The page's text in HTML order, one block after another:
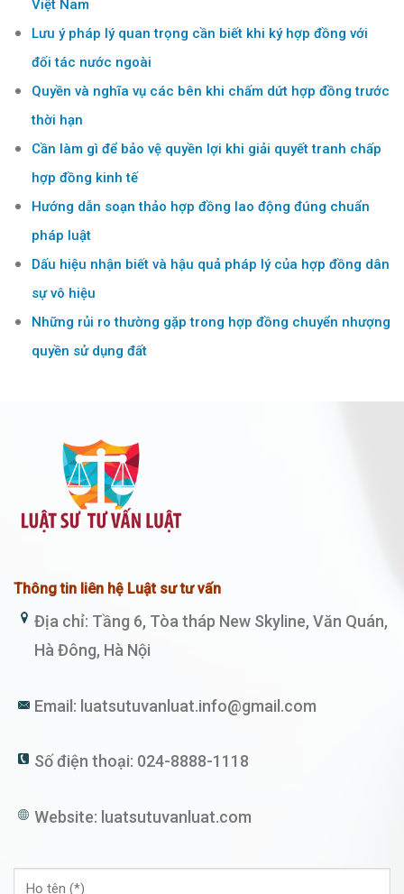
Việt Nam
Lưu ý pháp lý quan trọng cần biết khi ký hợp đồng với
đối tác nước ngoài
Quyền và nghĩa vụ các bên khi chấm dứt hợp đồng trước
thời hạn
Cần làm gì để bảo vệ quyền lợi khi giải quyết tranh chấp
hợp đồng kinh tế
Hướng dẫn soạn thảo hợp đồng lao động đúng chuẩn
pháp luật
Dấu hiệu nhận biết và hậu quả pháp lý của hợp đồng dân
sự vô hiệu
Những rủi ro thường gặp trong hợp đồng chuyển nhượng
quyền sử dụng đất
Thông tin liên hệ Luật sư tư vấn
Địa chỉ: Tầng 6, Tòa tháp New Skyline, Văn Quán,
Hà Đông, Hà Nội
Email: luatsutuvanluat.info@gmail.com
Số điện thoại: 024-8888-1118
Website: luatsutuvanluat.com